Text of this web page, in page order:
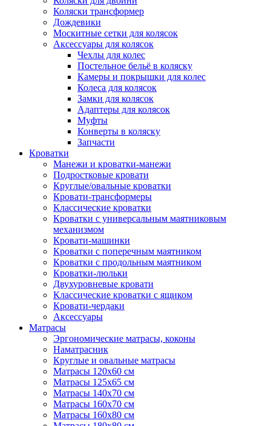
Коляски трансформер
Дождевики
Москитные сетки для колясок
Аксессуары для колясок
Чехлы для колес
Постельное бельё в коляску
Камеры и покрышки для колес
Колеса для колясок
Замки для колясок
Адаптеры для колясок
Муфты
Конверты в коляску
Запчасти
Кроватки
Манежи и кроватки-манежи
Подростковые кровати
Круглые/овальные кроватки
Кровати-трансформеры
Классические кроватки
Кроватки с универсальным маятниковым
механизмом
Кровати-машинки
Кроватки с поперечным маятником
Кроватки с продольным маятником
Кроватки-люльки
Двухуровневые кровати
Классические кроватки с ящиком
Кровати-чердаки
Аксессуары
Матрасы
Эргономические матрасы, коконы
Наматрасник
Круглые и овальные матрасы
Матрасы 120х60 см
Матрасы 125х65 см
Матрасы 140х70 см
Матрасы 160х70 см
Матрасы 160х80 см